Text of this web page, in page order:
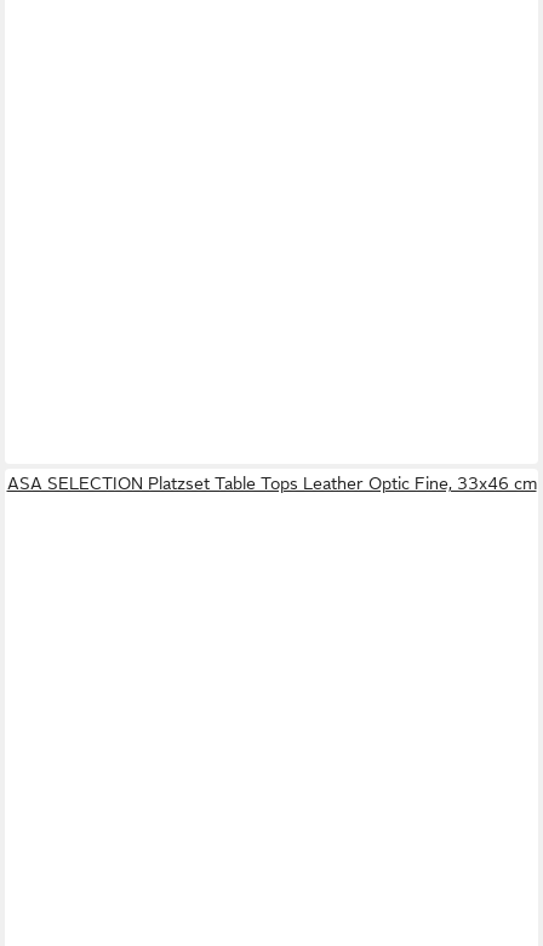
ASA SELECTION Platzset Table Tops Leather Optic Fine, 33x46 cm